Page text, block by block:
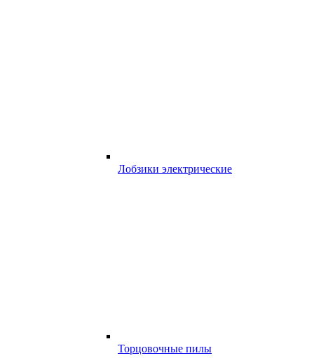
Лобзики электрические
Торцовочные пилы